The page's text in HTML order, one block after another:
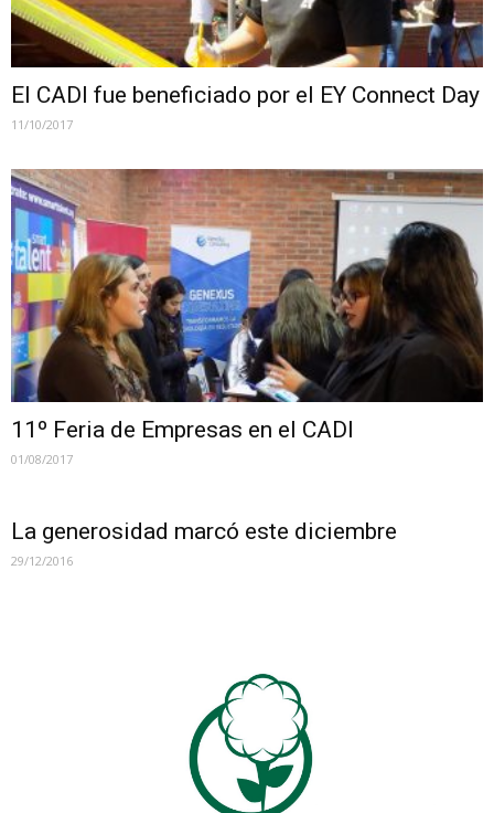
El CADI fue beneficiado por el EY Connect Day
11/10/2017
11º Feria de Empresas en el CADI
01/08/2017
La generosidad marcó este diciembre
29/12/2016